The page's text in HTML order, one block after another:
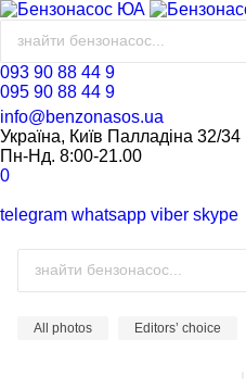
093 90 88 44 9
095 90 88 44 9
info@benzonasos.ua
Україна, Київ Палладіна 32/34
Пн-Нд. 8:00-21.00
0
telegram whatsapp viber skype
All photos Editors’ choice